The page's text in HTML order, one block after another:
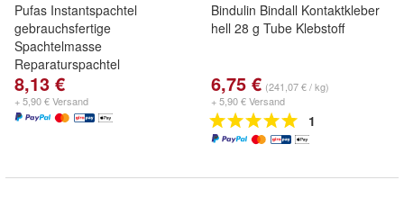
Pufas Instantspachtel
gebrauchsfertige
Spachtelmasse
Reparaturspachtel
8,13 €
+ 5,90 € Versand
Bindulin Bindall Kontaktkleber
hell 28 g Tube Klebstoff
6,75 € (241,07 € / kg)
+ 5,90 € Versand
1